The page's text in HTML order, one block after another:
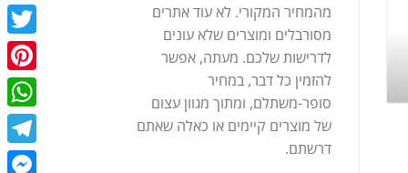
דבש אפימדיום: כל מה שרציתם לדעת! פיתרון טבעי
[...]
9GZ
המשך קריאה
מהמחיר המקורי. לא עוד אתרים
מסורבלים ומוצרים שלא עונים
לדרישות שלכם. מעתה, אפשר
להזמין כל דבר, במחיר
סופר-משתלם, ומתוך מגוון עצום
של מוצרים קיימים או כאלה שאתם
דרשתם.